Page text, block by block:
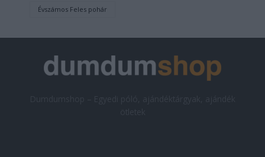
Évszámos Feles pohár